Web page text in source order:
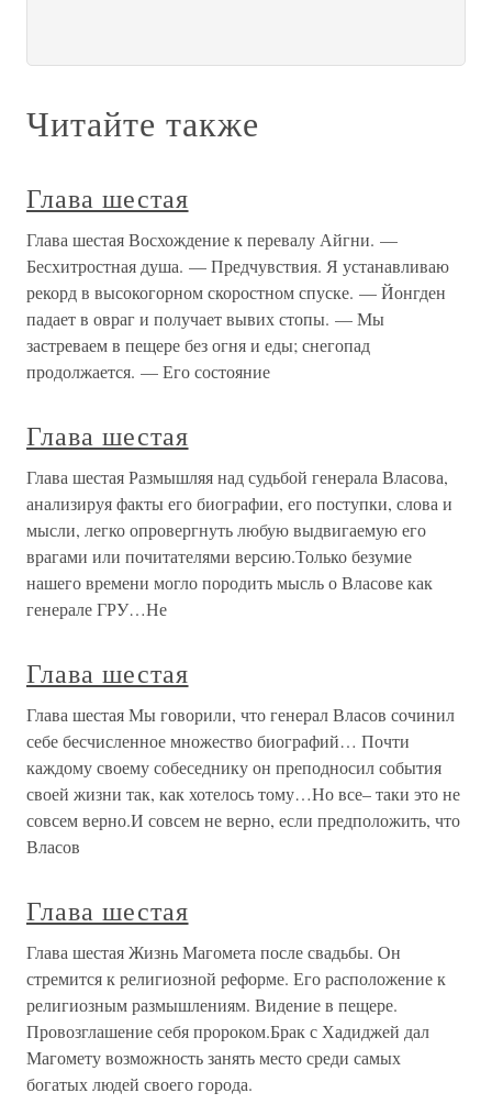
Читайте также
Глава шестая
Глава шестая Восхождение к перевалу Айгни. —
Бесхитростная душа. — Предчувствия. Я устанавливаю
рекорд в высокогорном скоростном спуске. — Йонгден
падает в овраг и получает вывих стопы. — Мы
застреваем в пещере без огня и еды; снегопад
продолжается. — Его состояние
Глава шестая
Глава шестая Размышляя над судьбой генерала Власова,
анализируя факты его биографии, его поступки, слова и
мысли, легко опровергнуть любую выдвигаемую его
врагами или почитателями версию.Только безумие
нашего времени могло породить мысль о Власове как
генерале ГРУ…Не
Глава шестая
Глава шестая Мы говорили, что генерал Власов сочинил
себе бесчисленное множество биографий… Почти
каждому своему собеседнику он преподносил события
своей жизни так, как хотелось тому…Но все– таки это не
совсем верно.И совсем не верно, если предположить, что
Власов
Глава шестая
Глава шестая Жизнь Магомета после свадьбы. Он
стремится к религиозной реформе. Его расположение к
религиозным размышлениям. Видение в пещере.
Провозглашение себя пророком.Брак с Хадиджей дал
Магомету возможность занять место среди самых
богатых людей своего города.